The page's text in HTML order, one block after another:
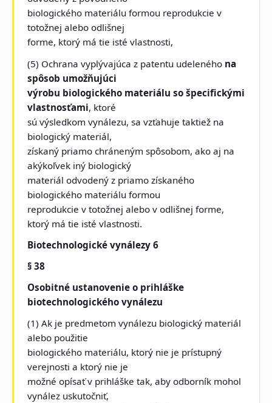
biologického materiálu formou reprodukcie v
totožnej alebo odlišnej
forme, ktorý má tie isté vlastnosti,
(5) Ochrana vyplývajúca z patentu udeleného na
spôsob umožňujúci
výrobu biologického materiálu so špecifickými
vlastnosťami, ktoré
sú výsledkom vynálezu, sa vzťahuje taktiež na
biologický materiál,
získaný priamo chráneným spôsobom, ako aj na
akýkoľvek iný biologický
materiál odvodený z priamo získaného
biologického materiálu formou
reprodukcie v totožnej alebo v odlišnej forme,
ktorý má tie isté vlastnosti.
Biotechnologické vynálezy 6
§ 38
Osobitné ustanovenie o prihláške
biotechnologického vynálezu
(1) Ak je predmetom vynálezu biologický materiál
alebo použitie
biologického materiálu, ktorý nie je prístupný
verejnosti a ktorý nie je
možné opísať v prihláške tak, aby odborník mohol
vynález uskutočniť,